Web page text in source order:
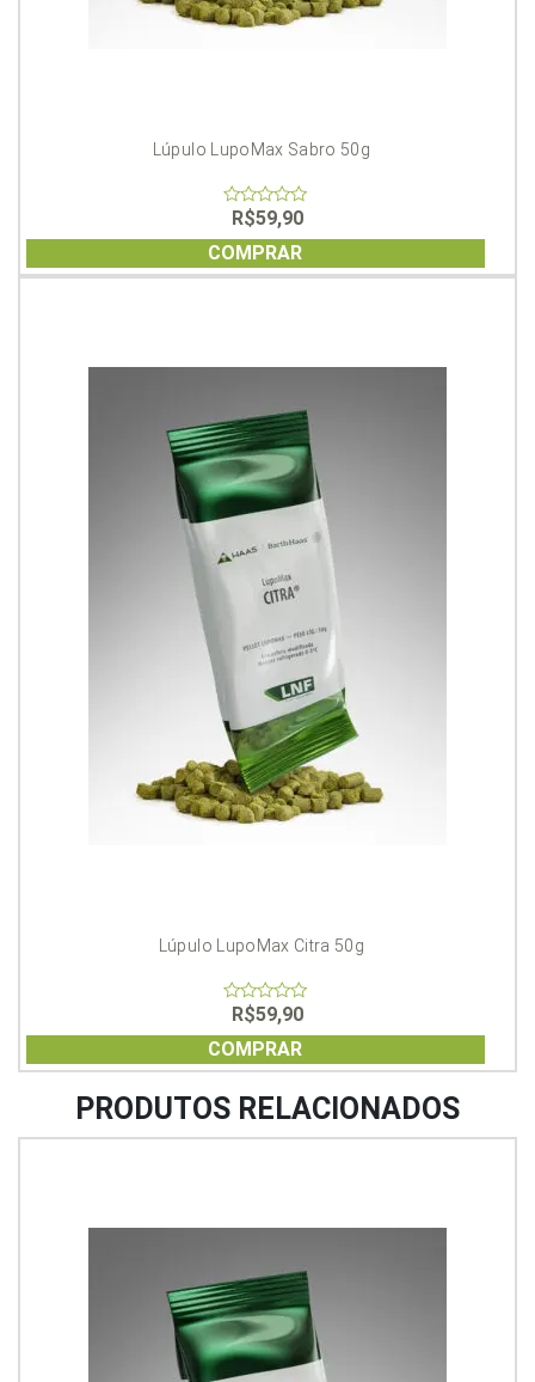
Lúpulo LupoMax Sabro 50g
out
of
5
R$59,90
COMPRAR
Lúpulo LupoMax Citra 50g
of
5
R$59,90
COMPRAR
PRODUTOS RELACIONADOS